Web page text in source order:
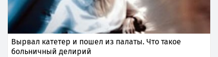
Вырвал катетер и пошел из палаты. Что такое
больничный делирий